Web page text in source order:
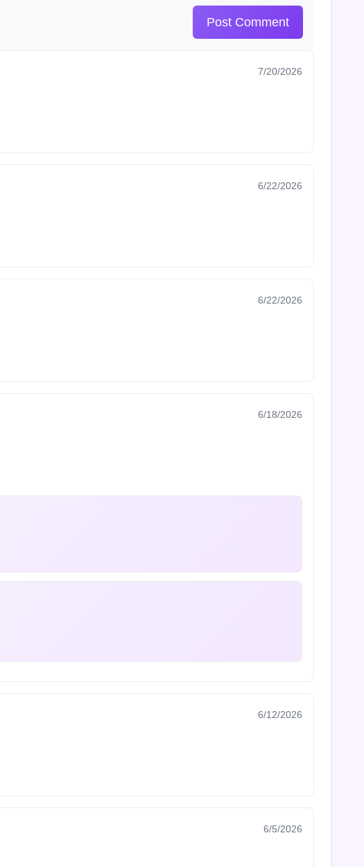
Post Comment
7/20/2026
6/22/2026
6/22/2026
6/18/2026
6/12/2026
6/5/2026